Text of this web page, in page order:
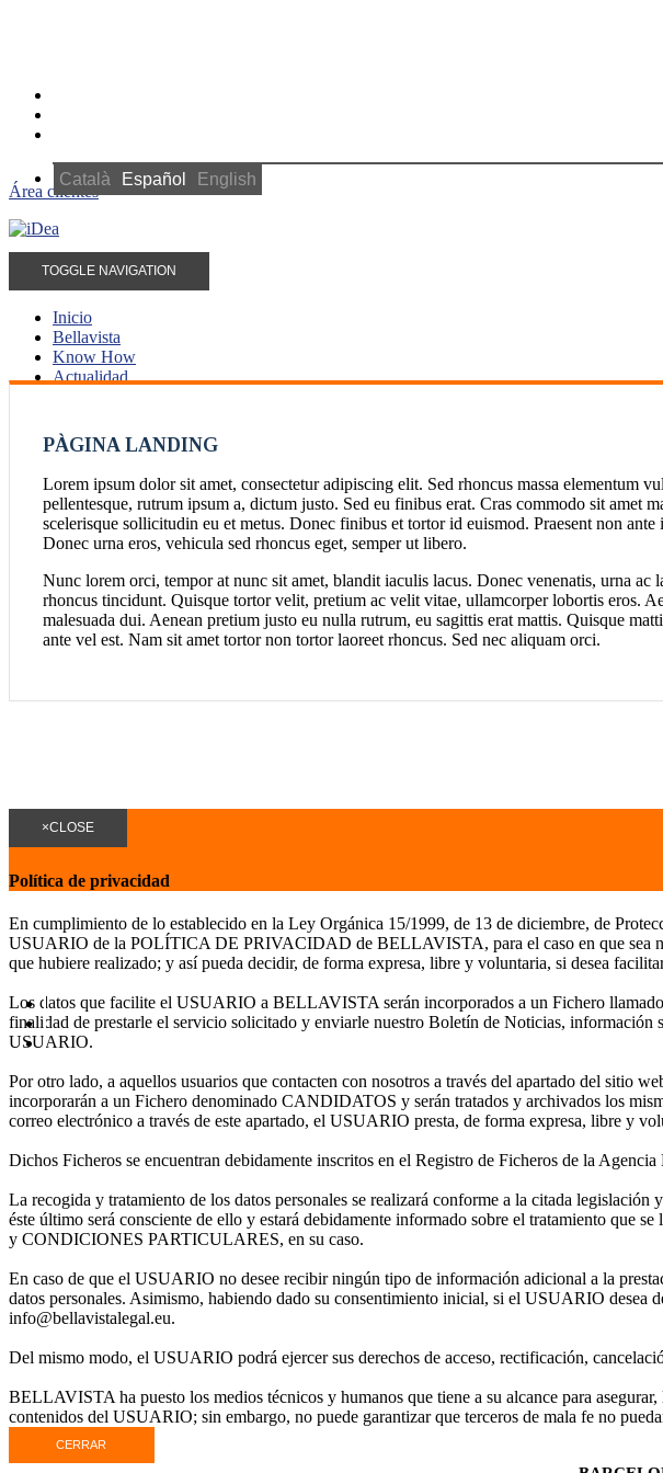
Català Español English
Área clientes
TOGGLE NAVIGATION
Inicio
Bellavista
Know How
Actualidad
PÀGINA LANDING
Lorem ipsum dolor sit amet, consectetur adipiscing elit. Sed rhoncus massa elementum
pellentesque, rutrum ipsum a, dictum justo. Sed eu finibus erat. Cras commodo sit amet
scelerisque sollicitudin eu et metus. Donec finibus et tortor id euismod. Praesent non
Donec urna eros, vehicula sed rhoncus eget, semper ut libero.
Nunc lorem orci, tempor at nunc sit amet, blandit iaculis lacus. Donec venenatis, urna
rhoncus tincidunt. Quisque tortor velit, pretium ac velit vitae, ullamcorper lobortis eros.
malesuada dui. Aenean pretium justo eu nulla rutrum, eu sagittis erat mattis. Quisque
ante vel est. Nam sit amet tortor non tortor laoreet rhoncus. Sed nec aliquam orci.
×CLOSE
Política de privacidad
En cumplimiento de lo establecido en la Ley Orgánica 15/1999, de 13 de diciembre, de
USUARIO de la POLÍTICA DE PRIVACIDAD de BELLAVISTA, para el caso en que sea
que hubiere realizado; y así pueda decidir, de forma expresa, libre y voluntaria, si desea
Los datos que facilite el USUARIO a BELLAVISTA serán incorporados a un Fichero
finalidad de prestarle el servicio solicitado y enviarle nuestro Boletín de Noticias,
USUARIO.
Por otro lado, a aquellos usuarios que contacten con nosotros a través del apartado del sitio
incorporarán a un Fichero denominado CANDIDATOS y serán tratados y archivados los
correo electrónico a través de este apartado, el USUARIO presta, de forma expresa, libre y
Dichos Ficheros se encuentran debidamente inscritos en el Registro de Ficheros de la
La recogida y tratamiento de los datos personales se realizará conforme a la citada
éste último será consciente de ello y estará debidamente informado sobre el tratamiento
y CONDICIONES PARTICULARES, en su caso.
En caso de que el USUARIO no desee recibir ningún tipo de información adicional a la
datos personales. Asimismo, habiendo dado su consentimiento inicial, si el USUARIO
info@bellavistalegal.eu.
Del mismo modo, el USUARIO podrá ejercer sus derechos de acceso, rectificación,
BELLAVISTA ha puesto los medios técnicos y humanos que tiene a su alcance para
contenidos del USUARIO; sin embargo, no puede garantizar que terceros de mala fe no
CERRAR